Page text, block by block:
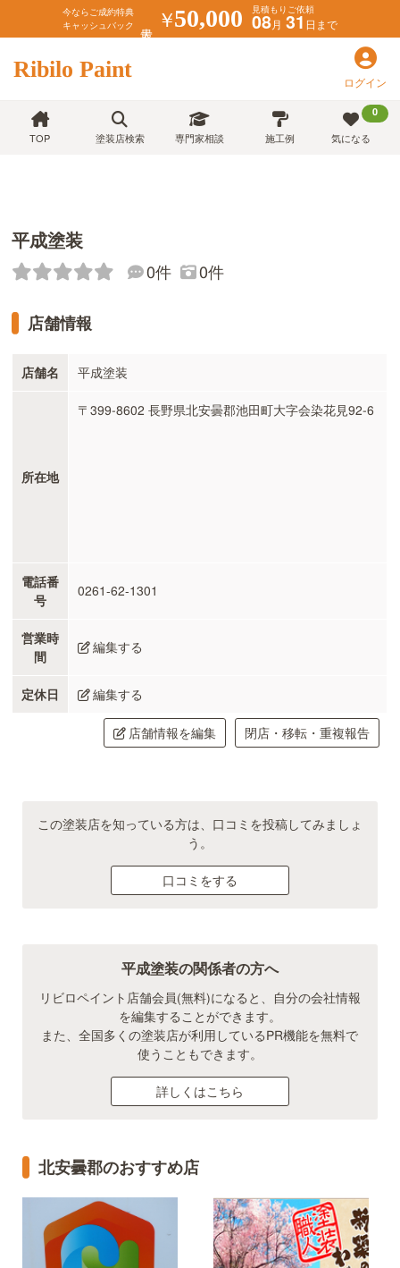
今ならご成約特典
キャッシュバック
￥50,000 見積もりご依頼
08月 31日まで
Ribilo Paint ログイン
TOP 塗装店検索 専門家相談 施工例
0
気になる
平成塗装
0件 0件
店舗情報
店舗名 平成塗装
所在地
〒399-8602 長野県北安曇郡池田町大字会染花見92-6
電話番
号
0261-62-1301
営業時
間
編集する
定休日 編集する
店舗情報を編集 閉店・移転・重複報告
この塗装店を知っている方は、口コミを投稿してみましょ
う。
口コミをする
平成塗装の関係者の方へ
リビロペイント店舗会員(無料)になると、自分の会社情報
を編集することができます。
また、全国多くの塗装店が利用しているPR機能を無料で
使うこともできます。
詳しくはこちら
北安曇郡のおすすめ店